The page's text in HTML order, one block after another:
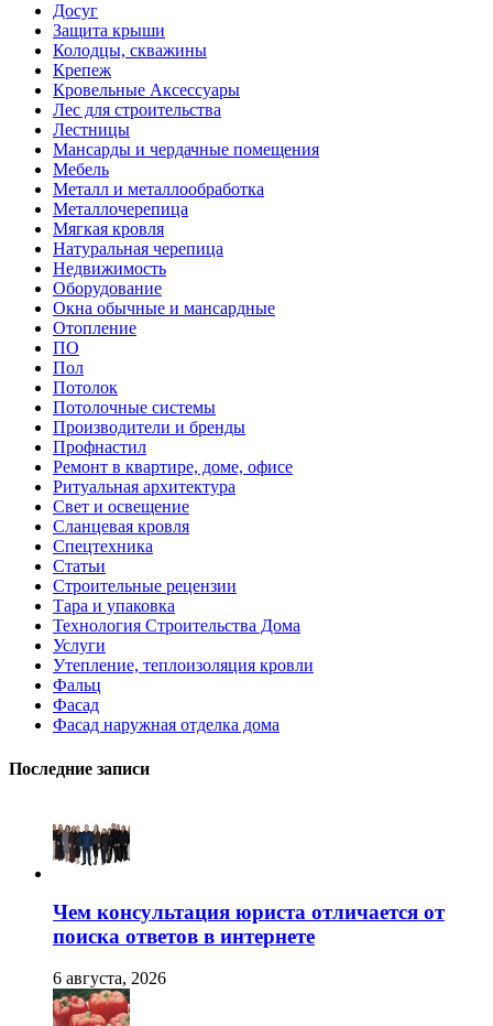
Досуг
Защита крыши
Колодцы, скважины
Крепеж
Кровельные Аксессуары
Лес для строительства
Лестницы
Мансарды и чердачные помещения
Мебель
Металл и металлообработка
Металлочерепица
Мягкая кровля
Натуральная черепица
Недвижимость
Оборудование
Окна обычные и мансардные
Отопление
ПО
Пол
Потолок
Потолочные системы
Производители и бренды
Профнастил
Ремонт в квартире, доме, офисе
Ритуальная архитектура
Свет и освещение
Сланцевая кровля
Спецтехника
Статьи
Строительные рецензии
Тара и упаковка
Технология Строительства Дома
Услуги
Утепление, теплоизоляция кровли
Фальц
Фасад
Фасад наружная отделка дома
Последние записи
Чем консультация юриста отличается от
поиска ответов в интернете
6 августа, 2026